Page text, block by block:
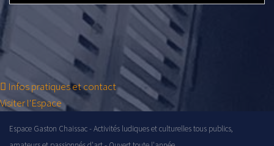
Infos pratiques et contact
Visiter l'Espace
Espace Gaston Chaissac - Activités ludiques et culturelles tous publics,